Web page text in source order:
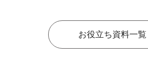
お役立ち資料一覧